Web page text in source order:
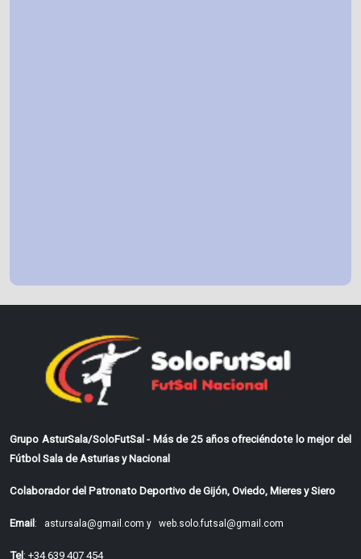
Grupo AsturSala/SoloFutSal - Más de 25 años ofreciéndote lo mejor del
Fútbol Sala de Asturias y Nacional
Colaborador del Patronato Deportivo de Gijón, Oviedo, Mieres y Siero
Email: astursala@gmail.com y web.solo.futsal@gmail.com
Tel: +34 639 407 454